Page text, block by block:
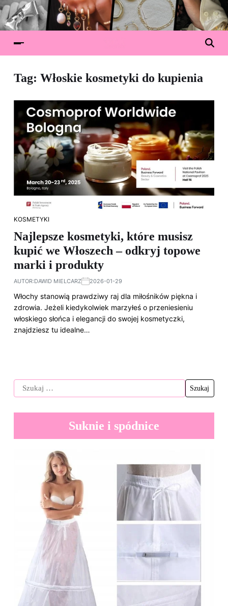
Tag: Włoskie kosmetyki do kupienia
KOSMETYKI
Najlepsze kosmetyki, które musisz
kupić we Włoszech – odkryj topowe
marki i produkty
AUTOR:DAWID MIELCARZ 2026-01-29
Włochy stanowią prawdziwy raj dla miłośników piękna i
zdrowia. Jeżeli kiedykolwiek marzyłeś o przeniesieniu
włoskiego słońca i elegancji do swojej kosmetyczki,
znajdziesz tu idealne…
Suknie i spódnice